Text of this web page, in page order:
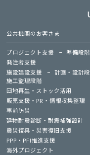
公共機関のお客さま
プロジェクト支援 準備段階
発注者支援
施設建設支援
計画・設計
施工監理段階
団地再生・ストック活用
販売支援・PR・情報収集整理
事前防災
建物耐震診断・耐震補強設計
震災復興・災害復旧支援
PPP・PFI推進支援
海外プロジェクト